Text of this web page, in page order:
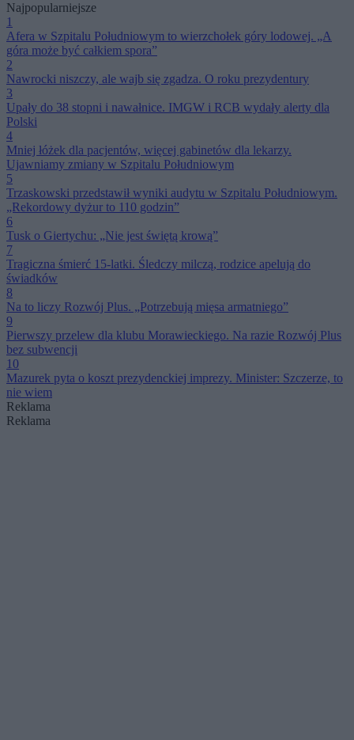
Najpopularniejsze
1
Afera w Szpitalu Południowym to wierzchołek góry lodowej. „A
góra może być całkiem spora”
2
Nawrocki niszczy, ale wajb się zgadza. O roku prezydentury
3
Upały do 38 stopni i nawałnice. IMGW i RCB wydały alerty dla
Polski
4
Mniej łóżek dla pacjentów, więcej gabinetów dla lekarzy.
Ujawniamy zmiany w Szpitalu Południowym
5
Trzaskowski przedstawił wyniki audytu w Szpitalu Południowym.
„Rekordowy dyżur to 110 godzin”
6
Tusk o Giertychu: „Nie jest świętą krową”
7
Tragiczna śmierć 15-latki. Śledczy milczą, rodzice apelują do
świadków
8
Na to liczy Rozwój Plus. „Potrzebują mięsa armatniego”
9
Pierwszy przelew dla klubu Morawieckiego. Na razie Rozwój Plus
bez subwencji
10
Mazurek pyta o koszt prezydenckiej imprezy. Minister: Szczerze, to
nie wiem
Reklama
Reklama